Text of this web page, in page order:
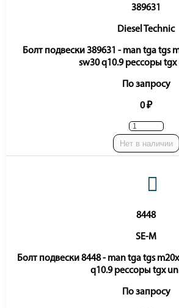
389631
Diesel Technic
Болт подвески 389631 - man tga tgs
sw30 q10.9 рессоры
По запросу
0 ₽
Нет в наличии
8448
SE-M
Болт подвески 8448 - man tga tgs
q10.9 рессоры tgx
По запросу